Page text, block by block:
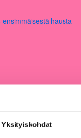
Yksityiskohdat